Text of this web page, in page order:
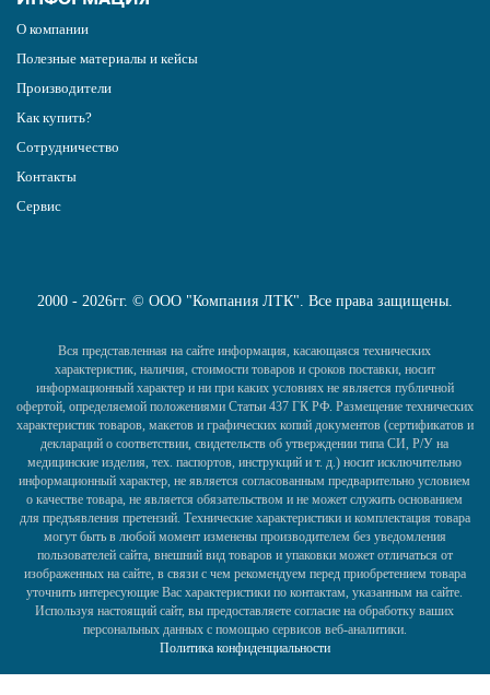
О компании
Полезные материалы и кейсы
Производители
Как купить?
Сотрудничество
Контакты
Сервис
2000 - 2026гг. © ООО "Компания ЛТК". Все права защищены.
Вся представленная на сайте информация, касающаяся технических
характеристик, наличия, стоимости товаров и сроков поставки, носит
информационный характер и ни при каких условиях не является публичной
офертой, определяемой положениями Статьи 437 ГК РФ. Размещение технических
характеристик товаров, макетов и графических копий документов (сертификатов и
деклараций о соответствии, свидетельств об утверждении типа СИ, Р/У на
медицинские изделия, тех. паспортов, инструкций и т. д.) носит исключительно
информационный характер, не является согласованным предварительно условием
о качестве товара, не является обязательством и не может служить основанием
для предъявления претензий. Технические характеристики и комплектация товара
могут быть в любой момент изменены производителем без уведомления
пользователей сайта, внешний вид товаров и упаковки может отличаться от
изображенных на сайте, в связи с чем рекомендуем перед приобретением товара
уточнить интересующие Вас характеристики по контактам, указанным на сайте.
Используя настоящий сайт, вы предоставляете согласие на обработку ваших
персональных данных с помощью сервисов веб-аналитики.
Политика конфиденциальности